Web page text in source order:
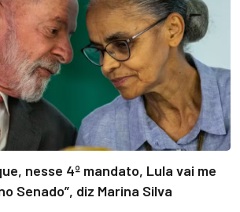
nesse 4º mandato, Lula vai me
Senado”, diz Marina Silva